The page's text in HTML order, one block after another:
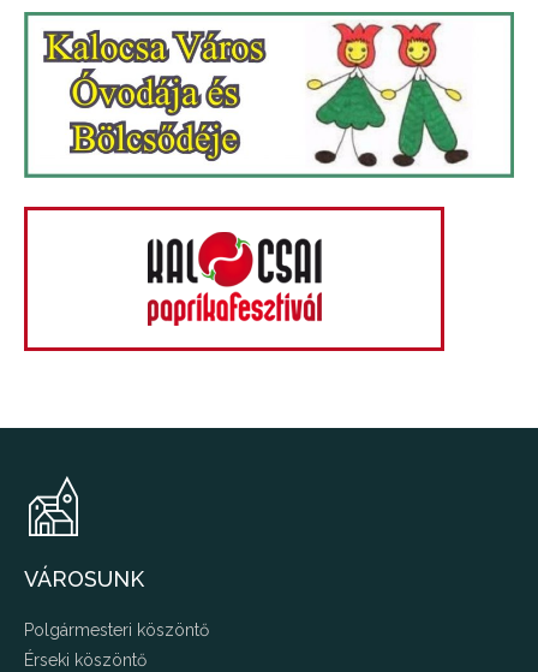
VÁROSUNK
Polgármesteri köszöntő
Érseki köszöntő